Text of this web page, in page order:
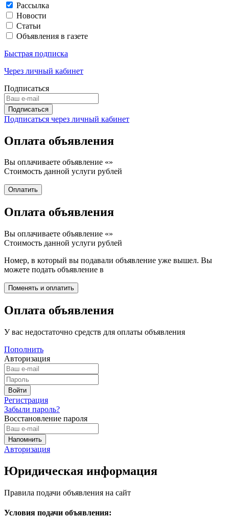
Рассылка
Новости
Статьи
Объявления в газете
Быстрая подписка
Через личный кабинет
Подписаться
Подписаться через личный кабинет
Оплата объявления
Вы оплачиваете объявление «»
Стоимость данной услуги рублей
Оплата объявления
Вы оплачиваете объявление «»
Стоимость данной услуги рублей
Номер, в который вы подавали объявление уже вышел. Вы
можете подать объявление в
Оплата объявления
У вас недостаточно средств для оплаты объявления
Пополнить
Авторизация
Регистрация
Забыли пароль?
Восстановление пароля
Авторизация
Юридическая информация
Правила подачи объявления на сайт
Условия подачи объявления: